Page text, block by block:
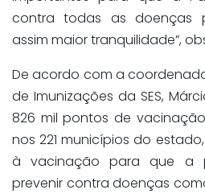
contra todas as doenças
assim maior tranquilidade”,
De acordo com a
de Imunizações da SES,
826 mil pontos de
nos 221 municípios do
à vacinação para que a
prevenir contra doenças